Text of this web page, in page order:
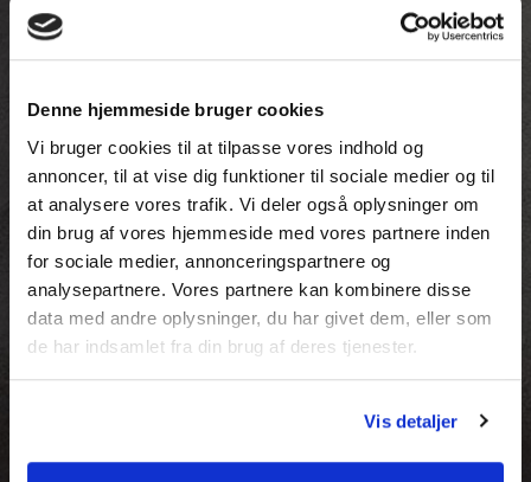
Denne hjemmeside bruger cookies
Vi bruger cookies til at tilpasse vores indhold og
annoncer, til at vise dig funktioner til sociale medier og til
at analysere vores trafik. Vi deler også oplysninger om
din brug af vores hjemmeside med vores partnere inden
for sociale medier, annonceringspartnere og
analysepartnere. Vores partnere kan kombinere disse
data med andre oplysninger, du har givet dem, eller som
de har indsamlet fra din brug af deres tjenester.
Vis detaljer
SKUFFE SOFTLUK 9,4 cm til 30 cm skab
545,00 DKK